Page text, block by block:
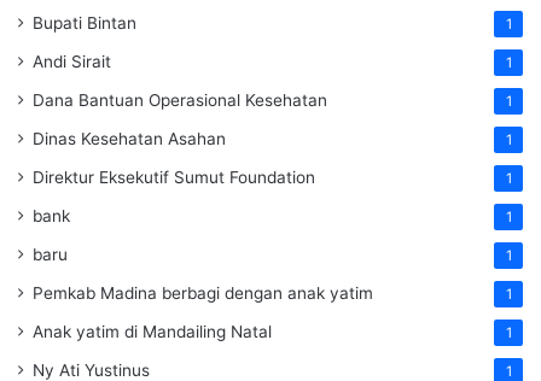
Bupati Bintan 1
Andi Sirait 1
Dana Bantuan Operasional Kesehatan 1
Dinas Kesehatan Asahan 1
Direktur Eksekutif Sumut Foundation 1
bank 1
baru 1
Pemkab Madina berbagi dengan anak yatim 1
Anak yatim di Mandailing Natal 1
Ny Ati Yustinus 1